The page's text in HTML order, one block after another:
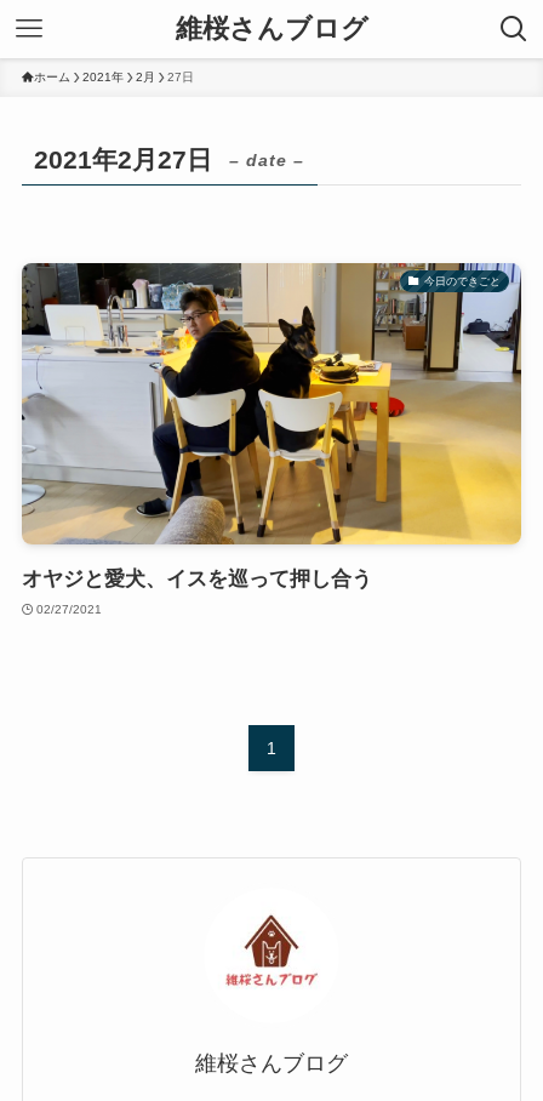
維桜さんブログ
ホーム 2021年 2月 27日
2021年2月27日 – date –
今日のできごと
オヤジと愛犬、イスを巡って押し合う
02/27/2021
1
維桜さんブログ